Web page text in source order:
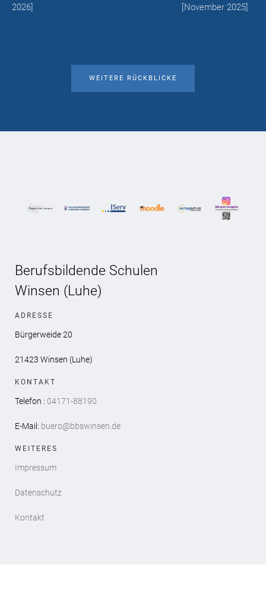
2026]
[November 2025]
WEITERE RÜCKBLICKE
Berufsbildende Schulen
Winsen (Luhe)
ADRESSE
Bürgerweide 20
21423 Winsen (Luhe)
KONTAKT
Telefon : 04171-88190
E-Mail: buero@bbswinsen.de
WEITERES
Impressum
Datenschutz
Kontakt